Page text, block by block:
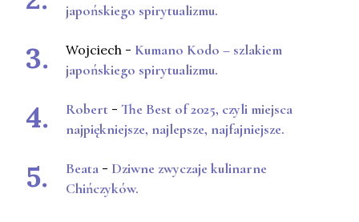
japońskiego spirytualizmu.
Wojciech - Kumano Kodo – szlakiem
japońskiego spirytualizmu.
Robert - The Best of 2025, czyli miejsca
najpiękniejsze, najlepsze, najfajniejsze.
Beata - Dziwne zwyczaje kulinarne
Chińczyków.